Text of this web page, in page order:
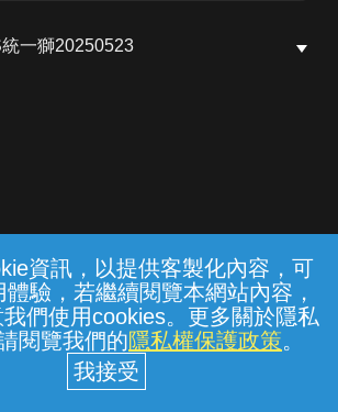
資訊，以提供客製化內容，可
驗，若繼續閱覽本網站內容，
們使用cookies。更多關於隱私
閱覽我們的隱私權保護政策。
一獅20250523
上客服 服務條款 隱私權保護
股份有限公司個人家庭分公司
編號：96979949) © 2026
{{notifyMsg}}